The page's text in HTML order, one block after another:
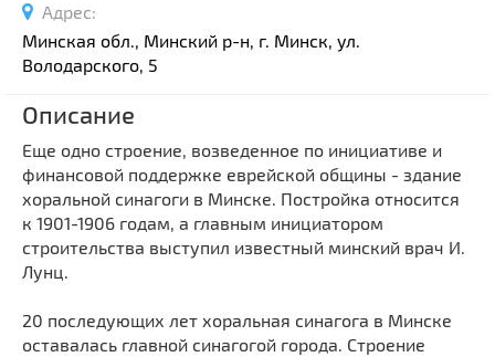
Озера и водоемы
Памятники
Памятники геодезии
Памятники природы
Памятники известным людям
Церкви
Монастыри
Мечети
Выберите район
Выберите населенный пункт
Выберите направление
Адрес:
Минская обл., Минский р-н, г. Минск, ул.
Володарского, 5
Описание
Еще одно строение, возведенное по инициативе и
финансовой поддержке еврейской общины - здание
хоральной синагоги в Минске. Постройка относится
к 1901-1906 годам, а главным инициатором
строительства выступил известный минский врач И.
Лунц.
20 последующих лет хоральная синагога в Минске
оставалась главной синагогой города. Строение